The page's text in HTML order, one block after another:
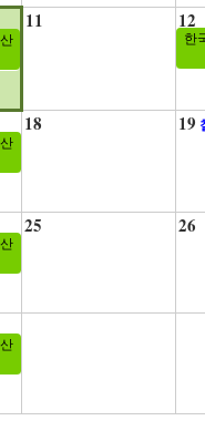
11 12
한
18 19
25 26